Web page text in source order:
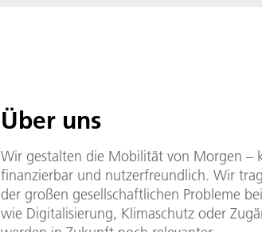
Über uns
Wir gestalten die Mobilität von Morgen –
finanzierbar und nutzerfreundlich. Wir
der großen gesellschaftlichen Probleme
wie Digitalisierung, Klimaschutz oder